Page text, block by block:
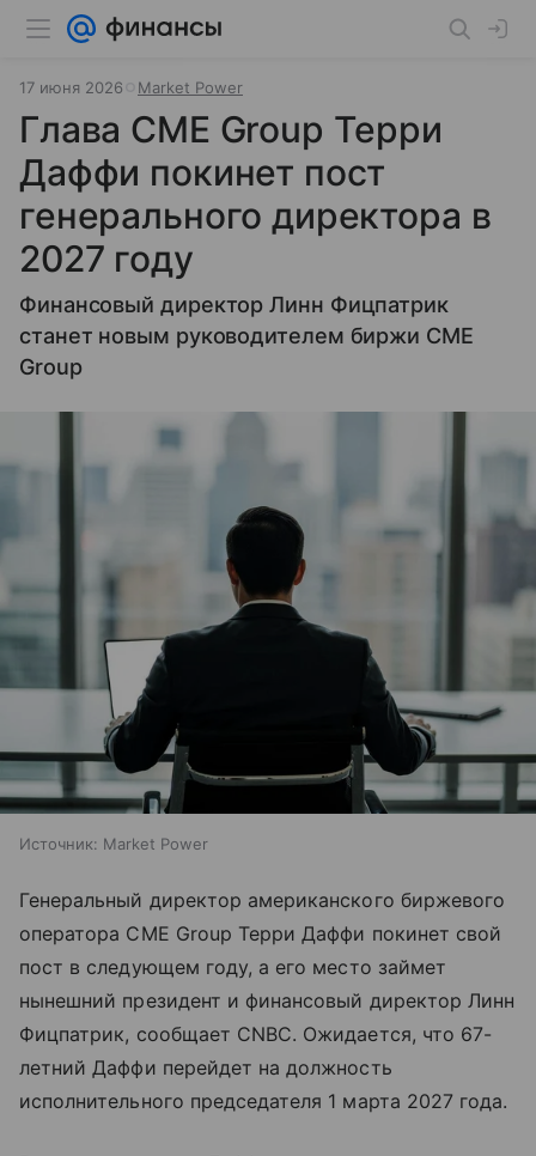
17 июня 2026 Market Power
Глава CME Group Терри
Даффи покинет пост
генерального директора в
2027 году
Финансовый директор Линн Фицпатрик
станет новым руководителем биржи CME
Group
Источник: Market Power
Генеральный директор американского биржевого
оператора CME Group Терри Даффи покинет свой
пост в следующем году, а его место займет
нынешний президент и финансовый директор Линн
Фицпатрик, сообщает CNBC. Ожидается, что 67-
летний Даффи перейдет на должность
исполнительного председателя 1 марта 2027 года.